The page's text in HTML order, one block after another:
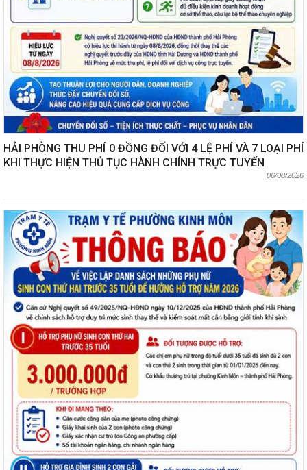
HẢI PHÒNG THU PHÍ 0 ĐỒNG ĐỐI VỚI 4 LỆ PHÍ VÀ 7 LOẠI PHÍ
KHI THỰC HIỆN THỦ TỤC HÀNH CHÍNH TRỰC TUYẾN
06/08/2026